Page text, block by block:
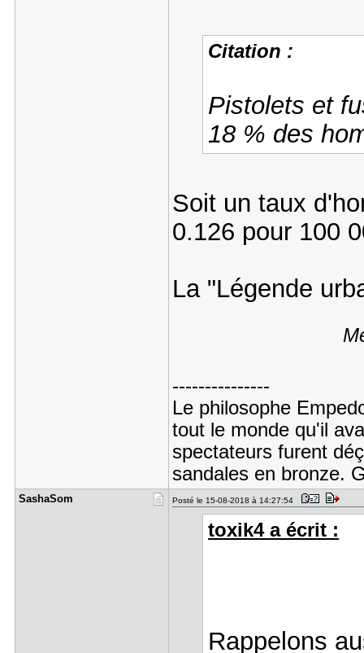
Citation :
Pistolets et
18 % des
Soit un taux
0.126 pour 100
La "Légende
---------------
Le philosophe
tout le monde qu'il
spectateurs furent
sandales en bronze.
SashaSom Posté le 15-08-2018 à 14:27:54
toxik4 a écrit :
Rappelons